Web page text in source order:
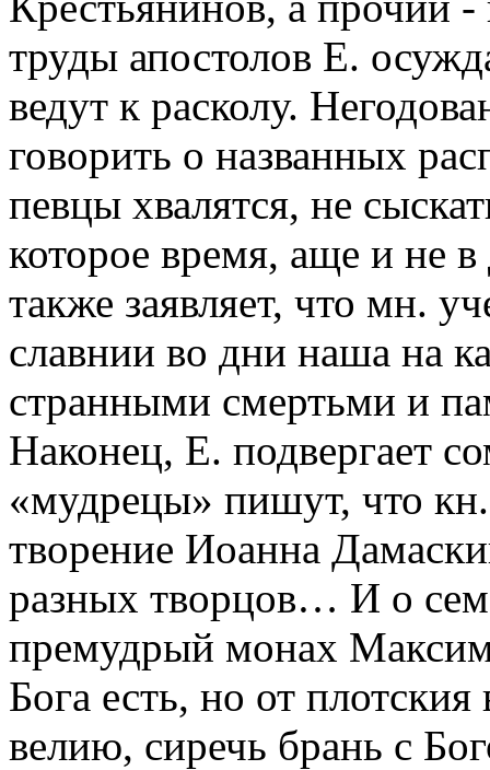
труды апостолов Е.
ведут к расколу.
говорить о названных
певцы хвалятся, не
которое время, аще и не
также заявляет, что мн.
славнии во дни наша на
странными смертьми и
Наконец, Е. подвергает
«мудрецы» пишут, что
творение Иоанна
разных творцов… И о сем
премудрый монах
Бога есть, но от
велию, сиречь брань с